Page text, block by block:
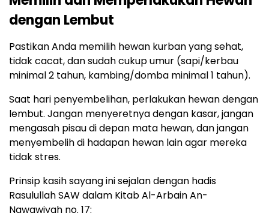
dengan Lembut
Pastikan Anda memilih hewan kurban yang sehat,
tidak cacat, dan sudah cukup umur (sapi/kerbau
minimal 2 tahun, kambing/domba minimal 1 tahun).
Saat hari penyembelihan, perlakukan hewan dengan
lembut. Jangan menyeretnya dengan kasar, jangan
mengasah pisau di depan mata hewan, dan jangan
menyembelih di hadapan hewan lain agar mereka
tidak stres.
Prinsip kasih sayang ini sejalan dengan hadis
Rasulullah SAW dalam Kitab Al-Arbain An-
Nawawiyah no. 17: